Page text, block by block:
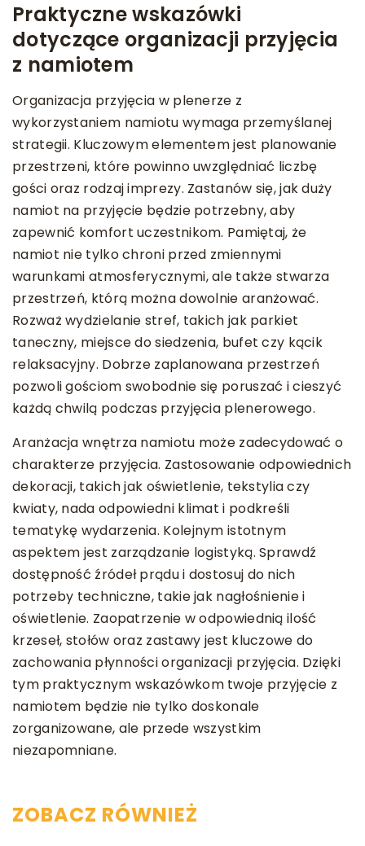
Praktyczne wskazówki
dotyczące organizacji przyjęcia
z namiotem
Organizacja przyjęcia w plenerze z
wykorzystaniem namiotu wymaga przemyślanej
strategii. Kluczowym elementem jest planowanie
przestrzeni, które powinno uwzględniać liczbę
gości oraz rodzaj imprezy. Zastanów się, jak duży
namiot na przyjęcie będzie potrzebny, aby
zapewnić komfort uczestnikom. Pamiętaj, że
namiot nie tylko chroni przed zmiennymi
warunkami atmosferycznymi, ale także stwarza
przestrzeń, którą można dowolnie aranżować.
Rozważ wydzielanie stref, takich jak parkiet
taneczny, miejsce do siedzenia, bufet czy kącik
relaksacyjny. Dobrze zaplanowana przestrzeń
pozwoli gościom swobodnie się poruszać i cieszyć
każdą chwilą podczas przyjęcia plenerowego.
Aranżacja wnętrza namiotu może zadecydować o
charakterze przyjęcia. Zastosowanie odpowiednich
dekoracji, takich jak oświetlenie, tekstylia czy
kwiaty, nada odpowiedni klimat i podkreśli
tematykę wydarzenia. Kolejnym istotnym
aspektem jest zarządzanie logistyką. Sprawdź
dostępność źródeł prądu i dostosuj do nich
potrzeby techniczne, takie jak nagłośnienie i
oświetlenie. Zaopatrzenie w odpowiednią ilość
krzeseł, stołów oraz zastawy jest kluczowe do
zachowania płynności organizacji przyjęcia. Dzięki
tym praktycznym wskazówkom twoje przyjęcie z
namiotem będzie nie tylko doskonale
zorganizowane, ale przede wszystkim
niezapomniane.
ZOBACZ RÓWNIEŻ